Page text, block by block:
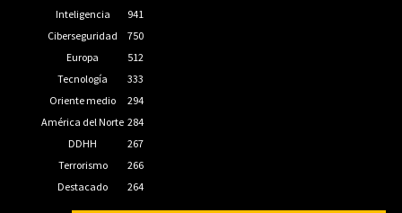
Inteligencia
941
Ciberseguridad
750
Europa
512
Tecnología
333
Oriente medio
294
América del Norte 284
DDHH
267
Terrorismo
266
Destacado
264